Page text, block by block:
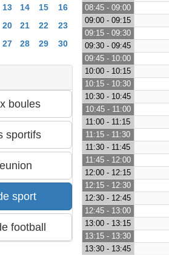
13 14 15
16
20 21 22
23
27 28 29 30
08:45 - 09:00
09:00 - 09:15
09:15 - 09:30
09:30 - 09:45
09:45 - 10:00
10:00 - 10:15
10:15 - 10:30
10:30 - 10:45
10:45 - 11:00
11:00 - 11:15
11:15 - 11:30
11:30 - 11:45
11:45 - 12:00
12:00 - 12:15
12:15 - 12:30
12:30 - 12:45
12:45 - 13:00
13:00 - 13:15
13:15 - 13:30
13:30 - 13:45